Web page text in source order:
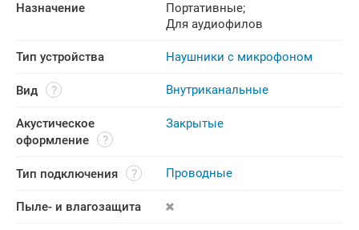
Назначение Портативные;
Для аудиофилов
Тип устройства Наушники с микрофоном
Вид Внутриканальные
Акустическое
оформление
Закрытые
Тип подключения Проводные
Пыле- и влагозащита